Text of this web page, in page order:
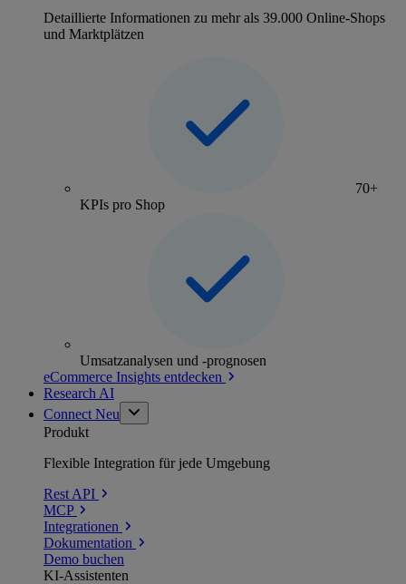
Detaillierte Informationen zu mehr als 39.000 Online-Shops
und Marktplätzen
70+
KPIs pro Shop
Umsatzanalysen und -prognosen
eCommerce Insights entdecken
Research AI
Connect Neu
Produkt
Flexible Integration für jede Umgebung
Rest API
MCP
Integrationen
Dokumentation
Demo buchen
KI-Assistenten